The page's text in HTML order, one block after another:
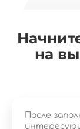
на
После